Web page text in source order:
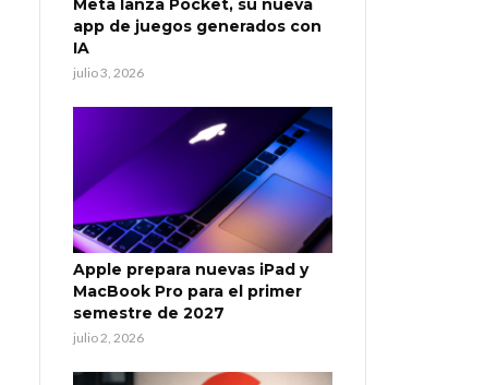
Meta lanza Pocket, su nueva
app de juegos generados con
IA
julio 3, 2026
Apple prepara nuevas iPad y
MacBook Pro para el primer
semestre de 2027
julio 2, 2026